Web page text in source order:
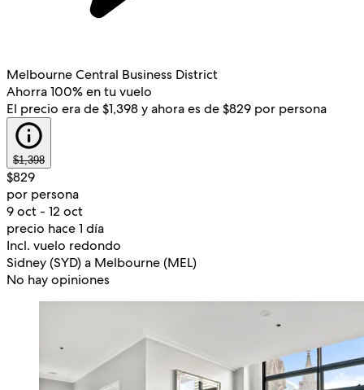
Melbourne Central Business District
Ahorra 100% en tu vuelo
El precio era de $1,398 y ahora es de $829 por persona
$1,398
$829
por persona
9 oct - 12 oct
precio hace 1 día
Incl. vuelo redondo
Sidney (SYD) a Melbourne (MEL)
No hay opiniones